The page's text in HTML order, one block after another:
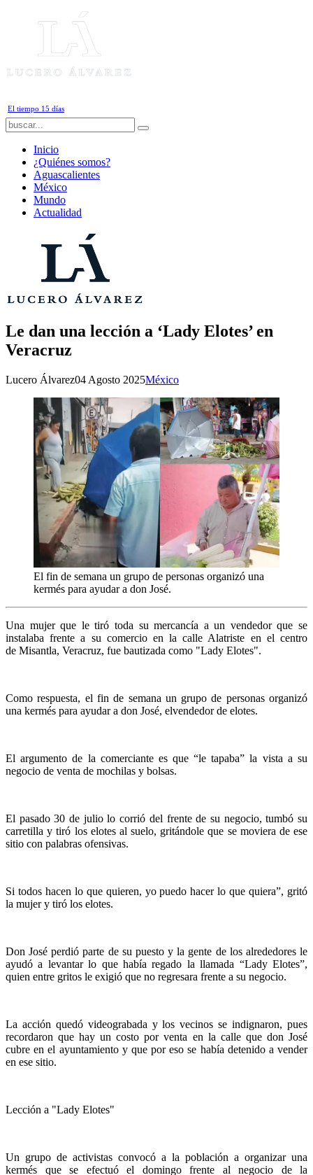
El tiempo 15 días
Inicio
¿Quiénes somos?
Aguascalientes
México
Mundo
Actualidad
Le dan una lección a ‘Lady Elotes’ en
Veracruz
Lucero Álvarez04 Agosto 2025México
El fin de semana un grupo de personas organizó una
kermés para ayudar a don José.
Una mujer que le tiró toda su mercancía a un vendedor que se
instalaba frente a su comercio en la calle Alatriste en el centro
de Misantla, Veracruz, fue bautizada como "Lady Elotes".
Como respuesta, el fin de semana un grupo de personas organizó
una kermés para ayudar a don José, elvendedor de elotes.
El argumento de la comerciante es que “le tapaba” la vista a su
negocio de venta de mochilas y bolsas.
El pasado 30 de julio lo corrió del frente de su negocio, tumbó su
carretilla y tiró los elotes al suelo, gritándole que se moviera de ese
sitio con palabras ofensivas.
Si todos hacen lo que quieren, yo puedo hacer lo que quiera”, gritó
la mujer y tiró los elotes.
Don José perdió parte de su puesto y la gente de los alrededores le
ayudó a levantar lo que había regado la llamada “Lady Elotes”,
quien entre gritos le exigió que no regresara frente a su negocio.
La acción quedó videograbada y los vecinos se indignaron, pues
recordaron que hay un costo por venta en la calle que don José
cubre en el ayuntamiento y que por eso se había detenido a vender
en ese sitio.
Lección a "Lady Elotes"
Un grupo de activistas convocó a la población a organizar una
kermés que se efectuó el domingo frente al negocio de la